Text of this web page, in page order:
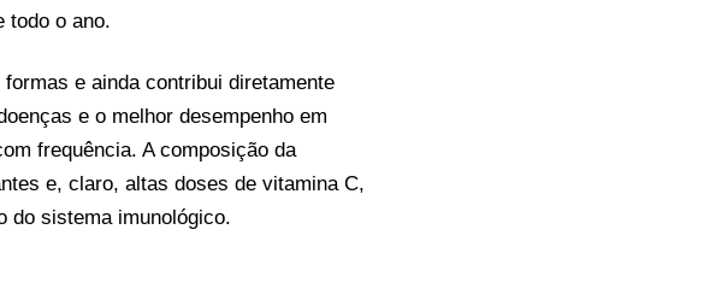
todo o ano.
e ainda contribui diretamente
e o melhor desempenho em
frequência. A composição da
e, claro, altas doses de vitamina C,
do sistema imunológico.